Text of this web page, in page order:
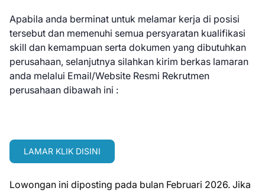
Apabila anda berminat untuk melamar kerja di posisi
tersebut dan memenuhi semua persyaratan kualifikasi
skill dan kemampuan serta dokumen yang dibutuhkan
perusahaan, selanjutnya silahkan kirim berkas lamaran
anda melalui Email/Website Resmi Rekrutmen
perusahaan dibawah ini :
LAMAR KLIK DISINI
Lowongan ini diposting pada bulan Februari 2026. Jika